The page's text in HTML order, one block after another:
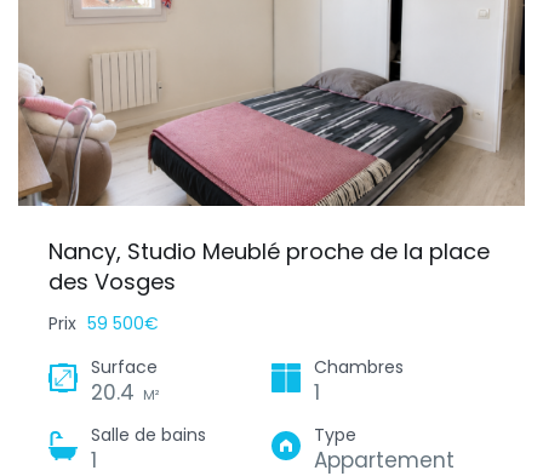
Nancy, Studio Meublé proche de la place
des Vosges
Prix 59 500€
Surface
20.4 M²
Chambres
1
Salle de bains
1
Type
Appartement